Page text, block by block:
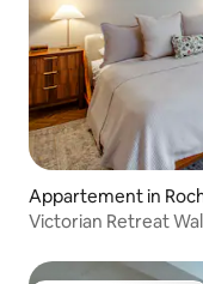
Appartement in
Victorian Retreat